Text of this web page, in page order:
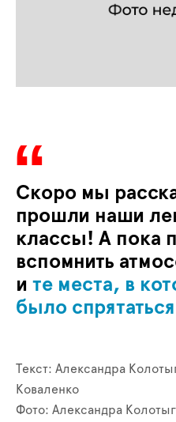
Скоро мы
прошли наши
классы! А пока
вспомнить
и те места, в
было
Текст: Александра
Коваленко
Фото: Александра